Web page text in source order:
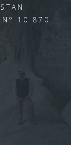
Nº 10.870